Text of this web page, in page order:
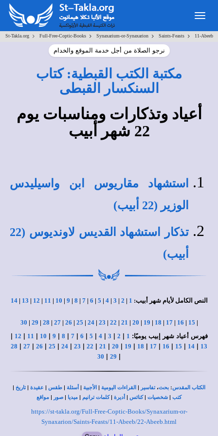
Toggle
navigation
St-Takla.org> Full-Free-Coptic-Books> Synaxarium-or-Synaxarion> Saints-Feasts> 11-Abeeb
نرجو الصلاة من أجل خدمة الموقع والخدام
مكتبة الكتب القبطية: كتاب
السنكسار القبطى
أعياد وتذكارات ومناسبات يوم
22 شهر أبيب
استشهاد مقاريوس ابن واسيليدس
الوزير (22 أبيب)
تذكار استشهاد القديس لاونديوس (22
أبيب)
النص الكامل لأيام شهر أبيب: 1
|
2
|
3
|
4
|
5
|
6
|
7
|
8
|
9
|
10
|
11
|
12
|
13
|
14
|
15
|
16
|
17
|
18
|
19
|
20
|
21
|
22
|
23
|
24
|
25
|
26
|
27
|
28
|
29
|
30
فهرس أعياد شهر إبيب يوميًا: 1
|
2
|
3
|
4
|
5
|
6
|
7
|
8
|
9
|
10
|
11
|
12
|
13
|
14
|
15
|
16
|
17
|
18
|
19
|
20
|
21
|
22
|
23
|
24
|
25
|
26
|
27
|
28
|
29
|
30
الكتاب المقدس: بحث،تفاسير | القراءات اليومية | الأجبية | أسئلة | طقس | عقيدة |تاريخ |
كتب | شخصيات |كنائس | أديرة |كلمات ترانيم | ميديا | صور | مواقع
https://st-takla.org/Full-Free-Coptic-Books/Synaxarium-or-
Synaxarion/Saints-Feasts/11-Abeeb/22-Abeeb.html